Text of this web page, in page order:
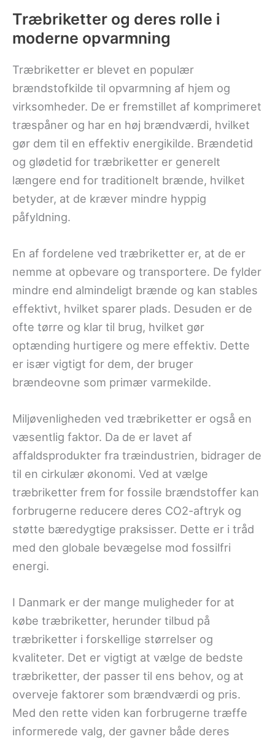
Træbriketter og deres rolle i
moderne opvarmning
Træbriketter er blevet en populær
brændstofkilde til opvarmning af hjem og
virksomheder. De er fremstillet af komprimeret
træspåner og har en høj brændværdi, hvilket
gør dem til en effektiv energikilde. Brændetid
og glødetid for træbriketter er generelt
længere end for traditionelt brænde, hvilket
betyder, at de kræver mindre hyppig
påfyldning.
En af fordelene ved træbriketter er, at de er
nemme at opbevare og transportere. De fylder
mindre end almindeligt brænde og kan stables
effektivt, hvilket sparer plads. Desuden er de
ofte tørre og klar til brug, hvilket gør
optænding hurtigere og mere effektiv. Dette
er især vigtigt for dem, der bruger
brændeovne som primær varmekilde.
Miljøvenligheden ved træbriketter er også en
væsentlig faktor. Da de er lavet af
affaldsprodukter fra træindustrien, bidrager de
til en cirkulær økonomi. Ved at vælge
træbriketter frem for fossile brændstoffer kan
forbrugerne reducere deres CO2-aftryk og
støtte bæredygtige praksisser. Dette er i tråd
med den globale bevægelse mod fossilfri
energi.
I Danmark er der mange muligheder for at
købe træbriketter, herunder tilbud på
træbriketter i forskellige størrelser og
kvaliteter. Det er vigtigt at vælge de bedste
træbriketter, der passer til ens behov, og at
overveje faktorer som brændværdi og pris.
Med den rette viden kan forbrugerne træffe
informerede valg, der gavner både deres